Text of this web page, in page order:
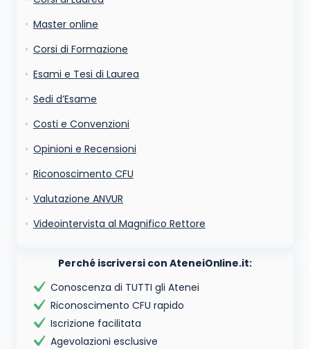
cookie salvi i tuoi dati (nome, email) per il prossimo commento.
Ho letto e acconsento l'
Acconsento all'uso dei miei dati da parte di terzi per
finalità di marketing diretto con modalità
automatizzate o tradizionali
conferma e pubblica
Master online
Corsi di Formazione
Esami e Tesi di Laurea
Sedi d’Esame
Costi e Convenzioni
Opinioni e Recensioni
Riconoscimento CFU
Valutazione ANVUR
Videointervista al Magnifico Rettore
Perché iscriversi con AteneiOnline.it:
Conoscenza di TUTTI gli Atenei
Riconoscimento CFU rapido
Iscrizione facilitata
Agevolazioni esclusive